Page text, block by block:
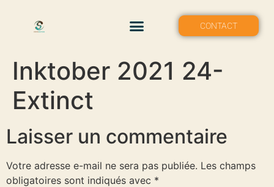
CONTACT
Inktober 2021 24-
Extinct
Laisser un commentaire
Votre adresse e-mail ne sera pas publiée. Les champs
obligatoires sont indiqués avec *